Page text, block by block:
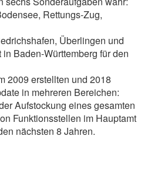
Rettungs-Zug,
Überlingen und
Baden-Württemberg für den
2009 erstellten und 2018
in mehreren Bereichen:
Aufstockung eines gesamten
Funktionsstellen im Hauptamt
nächsten 8 Jahren.